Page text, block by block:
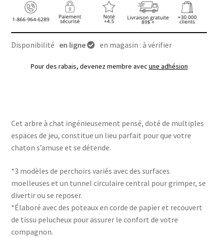
Disponibilité en ligne en magasin : à vérifier
Pour des rabais, devenez membre avec une adhésion
Cet arbre à chat ingénieusement pensé, doté de multiples
espaces de jeu, constitue un lieu parfait pour que votre
chaton s’amuse et se détende.
*3 modèles de perchoirs variés avec des surfaces
moelleuses et un tunnel circulaire central pour grimper, se
divertir ou se reposer.
*Élaboré avec des poteaux en corde de papier et recouvert
de tissu pelucheux pour assurer le confort de votre
compagnon.